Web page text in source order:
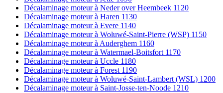
Décalaminage moteur à Neder over Heembeek 1120
Décalaminage moteur à Haren 1130
Décalaminage moteur à Evere 1140
Décalaminage moteur à Woluwé-Saint-Pierre (WSP) 1150
Décalaminage moteur à Auderghem 1160
Décalaminage moteur à Watermael-Boitsfort 1170
Décalaminage moteur à Uccle 1180
Décalaminage moteur à Forest 1190
Décalaminage moteur à Woluwé-Saint-Lambert (WSL) 1200
Décalaminage moteur à Saint-Josse-ten-Noode 1210